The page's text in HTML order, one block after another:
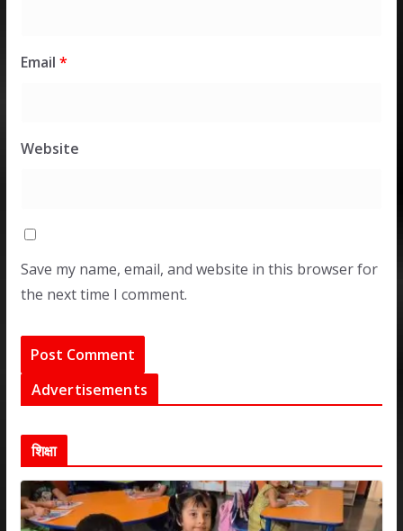
Email *
Website
Save my name, email, and website in this browser for
the next time I comment.
Advertisements
शिक्षा